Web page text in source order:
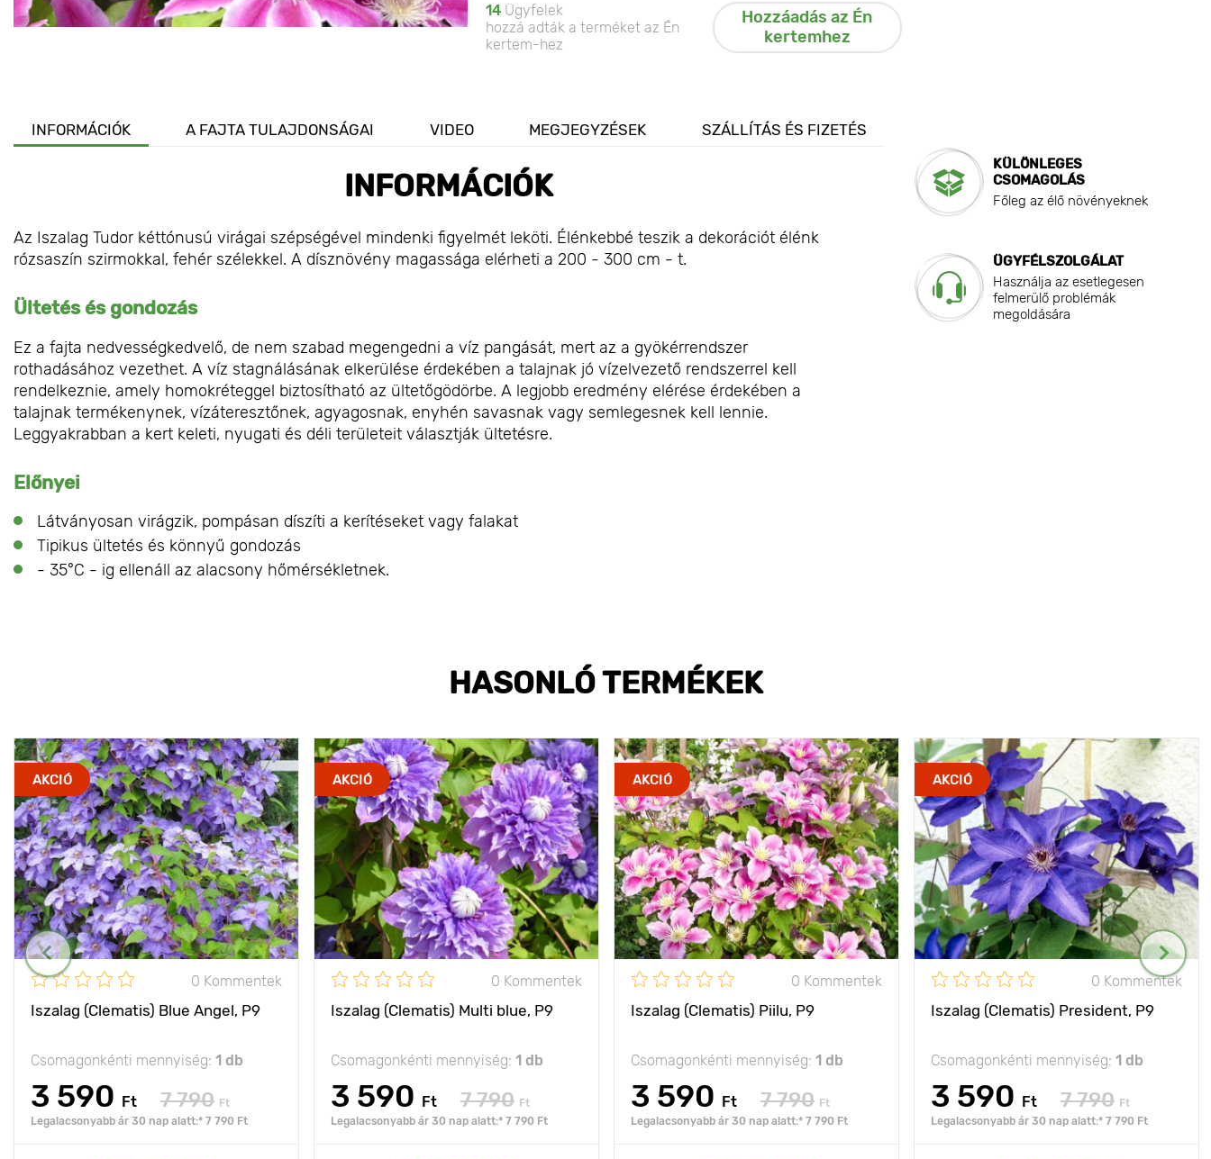
14 Ügyfelek
hozzá adták a terméket az Én
kertem-hez
Hozzáadás az Én
kertemhez
INFORMÁCIÓK A FAJTA TULAJDONSÁGAI VIDEO MEGJEGYZÉSEK SZÁLLÍTÁS ÉS FIZETÉS
INFORMÁCIÓK
Az Iszalag Tudor kéttónusú virágai szépségével mindenki figyelmét leköti. Élénkebbé teszik a dekorációt élénk
rózsaszín szirmokkal, fehér szélekkel. A dísznövény magassága elérheti a 200 - 300 cm - t.
Ültetés és gondozás
Ez a fajta nedvességkedvelő, de nem szabad megengedni a víz pangását, mert az a gyökérrendszer
rothadásához vezethet. A víz stagnálásának elkerülése érdekében a talajnak jó vízelvezető rendszerrel kell
rendelkeznie, amely homokréteggel biztosítható az ültetőgödörbe. A legjobb eredmény elérése érdekében a
talajnak termékenynek, vízáteresztőnek, agyagosnak, enyhén savasnak vagy semlegesnek kell lennie.
Leggyakrabban a kert keleti, nyugati és déli területeit választják ültetésre.
Előnyei
Látványosan virágzik, pompásan díszíti a kerítéseket vagy falakat
Tipikus ültetés és könnyű gondozás
- 35°C - ig ellenáll az alacsony hőmérsékletnek.
KÜLÖNLEGES
CSOMAGOLÁS
Főleg az élő növényeknek
ÜGYFÉLSZOLGÁLAT
Használja az esetlegesen
felmerülő problémák
megoldására
HASONLÓ TERMÉKEK
AKCIÓ
0 Kommentek
Iszalag (Clematis) Blue Angel, P9
Csomagonkénti mennyiség: 1 db
3 590 Ft 7 790 Ft
Legalacsonyabb ár 30 nap alatt:* 7 790 Ft
AKCIÓ
0 Kommentek
Iszalag (Clematis) Multi blue, P9
Csomagonkénti mennyiség: 1 db
3 590 Ft 7 790 Ft
Legalacsonyabb ár 30 nap alatt:* 7 790 Ft
AKCIÓ
0 Kommentek
Iszalag (Clematis) Piilu, P9
Csomagonkénti mennyiség: 1 db
3 590 Ft 7 790 Ft
Legalacsonyabb ár 30 nap alatt:* 7 790 Ft
AKCIÓ
0 Kommentek
Iszalag (Clematis) President, P9
Csomagonkénti mennyiség: 1 db
3 590 Ft 7 790 Ft
Legalacsonyabb ár 30 nap alatt:* 7 790 Ft